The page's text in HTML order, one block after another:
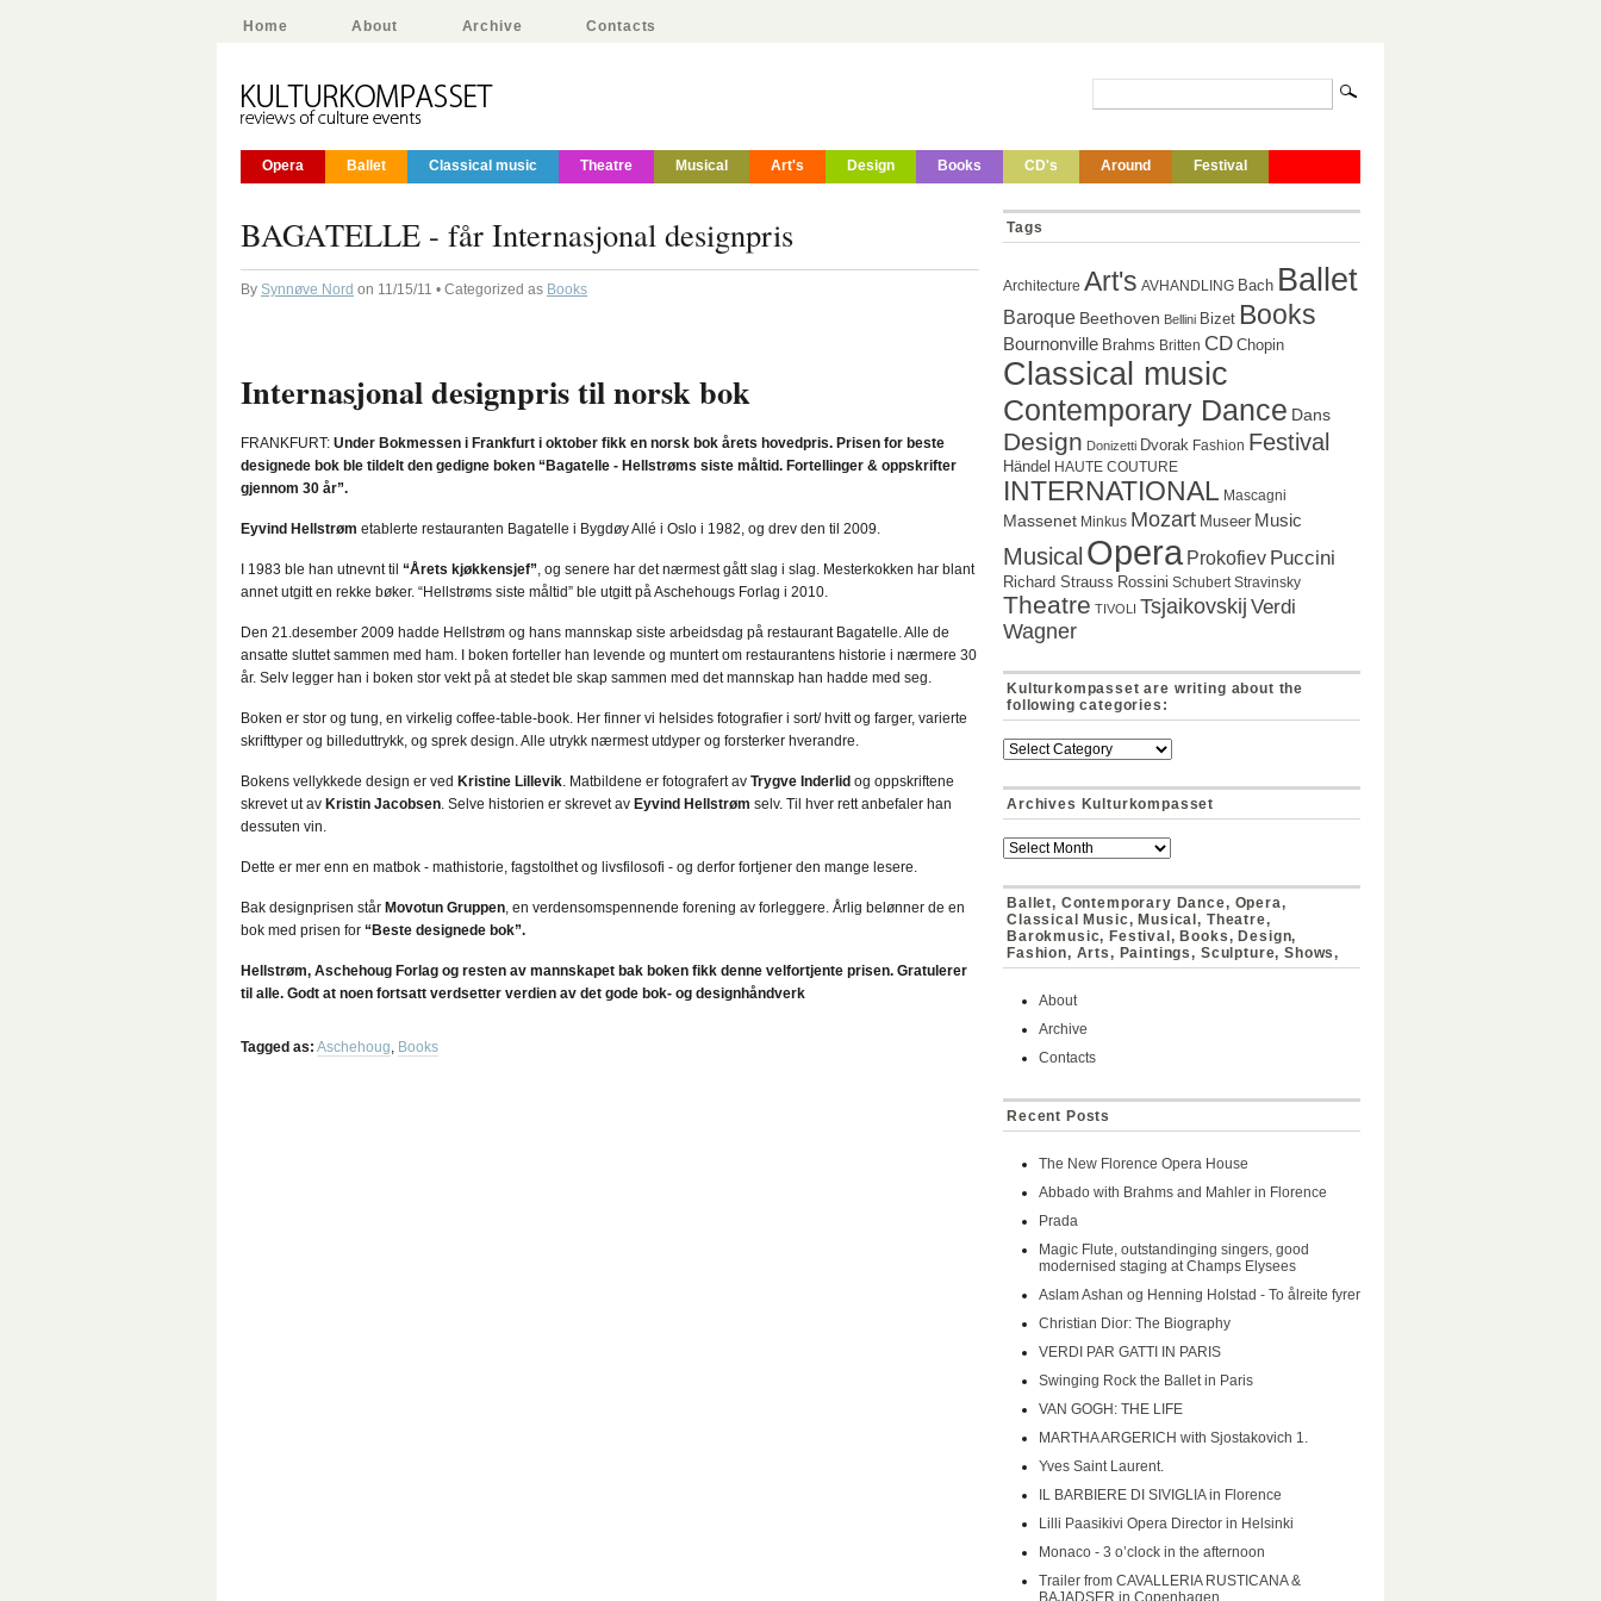
Home About Archive Contacts
Opera Ballet Classical music Theatre Musical Art's Design Books CD's Around Festival
BAGATELLE - får Internasjonal designpris
By Synnøve Nord on 11/15/11 • Categorized as Books
Internasjonal designpris til norsk bok
FRANKFURT: Under Bokmessen i Frankfurt i oktober fikk en norsk bok årets hovedpris. Prisen for beste
designede bok ble tildelt den gedigne boken “Bagatelle - Hellstrøms siste måltid. Fortellinger & oppskrifter
gjennom 30 år”.
Eyvind Hellstrøm etablerte restauranten Bagatelle i Bygdøy Allé i Oslo i 1982, og drev den til 2009.
I 1983 ble han utnevnt til “Årets kjøkkensjef”, og senere har det nærmest gått slag i slag. Mesterkokken har blant
annet utgitt en rekke bøker. “Hellstrøms siste måltid” ble utgitt på Aschehougs Forlag i 2010.
Den 21.desember 2009 hadde Hellstrøm og hans mannskap siste arbeidsdag på restaurant Bagatelle. Alle de
ansatte sluttet sammen med ham. I boken forteller han levende og muntert om restaurantens historie i nærmere 30
år. Selv legger han i boken stor vekt på at stedet ble skap sammen med det mannskap han hadde med seg.
Boken er stor og tung, en virkelig coffee-table-book. Her finner vi helsides fotografier i sort/ hvitt og farger, varierte
skrifttyper og billeduttrykk, og sprek design. Alle utrykk nærmest utdyper og forsterker hverandre.
Bokens vellykkede design er ved Kristine Lillevik. Matbildene er fotografert av Trygve Inderlid og oppskriftene
skrevet ut av Kristin Jacobsen. Selve historien er skrevet av Eyvind Hellstrøm selv. Til hver rett anbefaler han
dessuten vin.
Dette er mer enn en matbok - mathistorie, fagstolthet og livsfilosofi - og derfor fortjener den mange lesere.
Bak designprisen står Movotun Gruppen, en verdensomspennende forening av forleggere. Årlig belønner de en
bok med prisen for “Beste designede bok”.
Hellstrøm, Aschehoug Forlag og resten av mannskapet bak boken fikk denne velfortjente prisen. Gratulerer
til alle. Godt at noen fortsatt verdsetter verdien av det gode bok- og designhåndverk
Tagged as: Aschehoug, Books
Tags
Architecture Art's AVHANDLING Bach Ballet
Baroque Beethoven Bellini Bizet Books
Bournonville Brahms Britten CD Chopin
Classical music
Contemporary Dance Dans
Design Donizetti Dvorak Fashion Festival
Händel HAUTE COUTURE
INTERNATIONAL Mascagni
Massenet Minkus Mozart Museer Music
Musical Opera Prokofiev Puccini
Richard Strauss Rossini Schubert Stravinsky
Theatre TIVOLI Tsjaikovskij Verdi
Wagner
Kulturkompasset are writing about the
following categories:
Archives Kulturkompasset
Ballet, Contemporary Dance, Opera,
Classical Music, Musical, Theatre,
Barokmusic, Festival, Books, Design,
Fashion, Arts, Paintings, Sculpture, Shows,
About
Archive
Contacts
Recent Posts
The New Florence Opera House
Abbado with Brahms and Mahler in Florence
Prada
Magic Flute, outstandinging singers, good
modernised staging at Champs Elysees
Aslam Ashan og Henning Holstad - To ålreite fyrer
Christian Dior: The Biography
VERDI PAR GATTI IN PARIS
Swinging Rock the Ballet in Paris
VAN GOGH: THE LIFE
MARTHA ARGERICH with Sjostakovich 1.
Yves Saint Laurent.
IL BARBIERE DI SIVIGLIA in Florence
Lilli Paasikivi Opera Director in Helsinki
Monaco - 3 o’clock in the afternoon
Trailer from CAVALLERIA RUSTICANA &
BAJADSER in Copenhagen